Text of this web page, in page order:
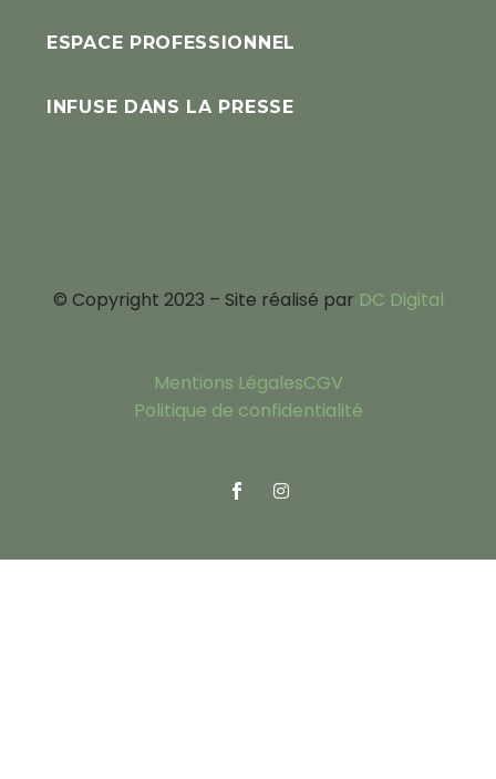
ESPACE PROFESSIONNEL
INFUSE DANS LA PRESSE
© Copyright 2023 – Site réalisé par DC Digital
Mentions LégalesCGV
Politique de confidentialité